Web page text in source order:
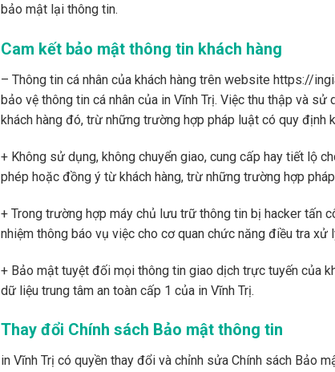
bảo mật lại thông tin.
Cam kết bảo mật thông tin khách hàng
– Thông tin cá nhân của khách hàng trên website https://
bảo vệ thông tin cá nhân của in Vĩnh Trị. Việc thu thập và
khách hàng đó, trừ những trường hợp pháp luật có quy định
+ Không sử dụng, không chuyển giao, cung cấp hay tiết lộ
phép hoặc đồng ý từ khách hàng, trừ những trường hợp
+ Trong trường hợp máy chủ lưu trữ thông tin bị hacker tấn
nhiệm thông báo vụ việc cho cơ quan chức năng điều tra
+ Bảo mật tuyệt đối mọi thông tin giao dịch trực tuyến của
dữ liệu trung tâm an toàn cấp 1 của in Vĩnh Trị.
Thay đổi Chính sách Bảo mật thông tin
in Vĩnh Trị có quyền thay đổi và chỉnh sửa Chính sách Bảo